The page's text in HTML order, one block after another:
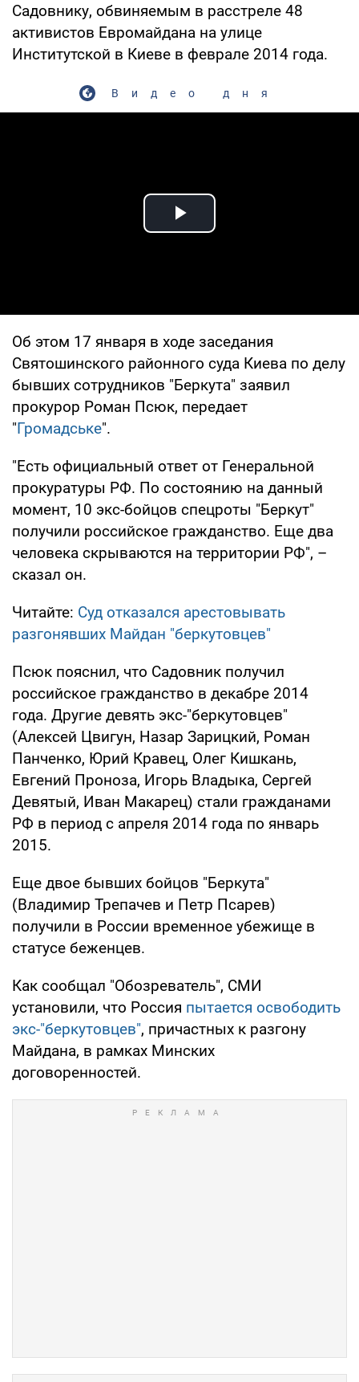
Садовнику, обвиняемым в расстреле 48
активистов Евромайдана на улице
Институтской в Киеве в феврале 2014 года.
Видео дня
Play Video
Об этом 17 января в ходе заседания
Святошинского районного суда Киева по делу
бывших сотрудников "Беркута" заявил
прокурор Роман Псюк, передает
"Громадське".
"Есть официальный ответ от Генеральной
прокуратуры РФ. По состоянию на данный
момент, 10 экс-бойцов спецроты "Беркут"
получили российское гражданство. Еще два
человека скрываются на территории РФ", –
сказал он.
Читайте: Суд отказался арестовывать
разгонявших Майдан "беркутовцев"
Псюк пояснил, что Садовник получил
российское гражданство в декабре 2014
года. Другие девять экс-"беркутовцев"
(Алексей Цвигун, Назар Зарицкий, Роман
Панченко, Юрий Кравец, Олег Кишкань,
Евгений Проноза, Игорь Владыка, Сергей
Девятый, Иван Макарец) стали гражданами
РФ в период с апреля 2014 года по январь
2015.
Еще двое бывших бойцов "Беркута"
(Владимир Трепачев и Петр Псарев)
получили в России временное убежище в
статусе беженцев.
Как сообщал "Обозреватель", СМИ
установили, что Россия пытается освободить
экс-"беркутовцев", причастных к разгону
Майдана, в рамках Минских
договоренностей.